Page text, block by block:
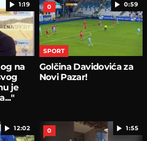
1:19
na
je
0:59
0
SPORT
Golčina Davidovića za
Novi Pazar!
12:02 1:55
0